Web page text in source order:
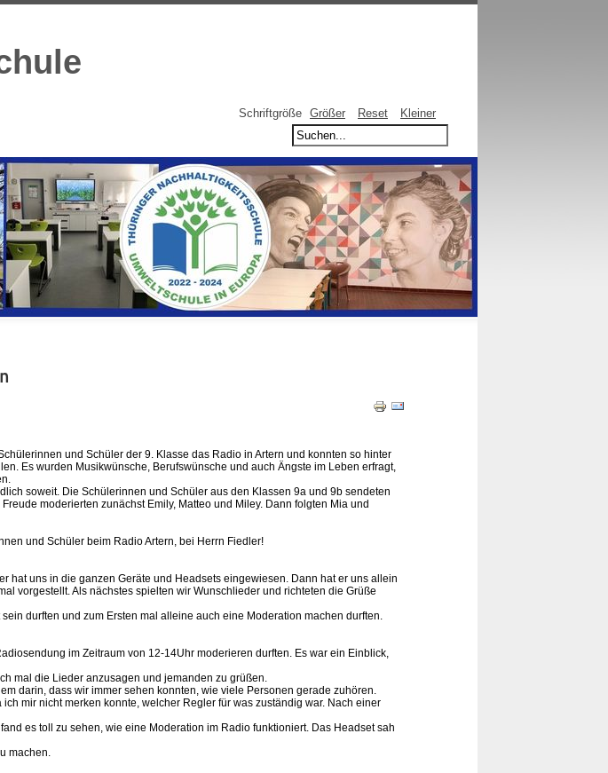
Schriftgröße Größer Reset Kleiner
und Schüler der 9. Klasse das Radio in Artern und konnten so hinter
Es wurden Musikwünsche, Berufswünsche und auch Ängste im Leben erfragt,
soweit. Die Schülerinnen und Schüler aus den Klassen 9a und 9b sendeten
moderierten zunächst Emily, Matteo und Miley. Dann folgten Mia und
und Schüler beim Radio Artern, bei Herrn Fiedler!
hat uns in die ganzen Geräte und Headsets eingewiesen. Dann hat er uns allein
vorgestellt. Als nächstes spielten wir Wunschlieder und richteten die Grüße
durften und zum Ersten mal alleine auch eine Moderation machen durften.
im Zeitraum von 12-14Uhr moderieren durften. Es war ein Einblick,
mal die Lieder anzusagen und jemanden zu grüßen.
darin, dass wir immer sehen konnten, wie viele Personen gerade zuhören.
mir nicht merken konnte, welcher Regler für was zuständig war. Nach einer
es toll zu sehen, wie eine Moderation im Radio funktioniert. Das Headset sah
machen.